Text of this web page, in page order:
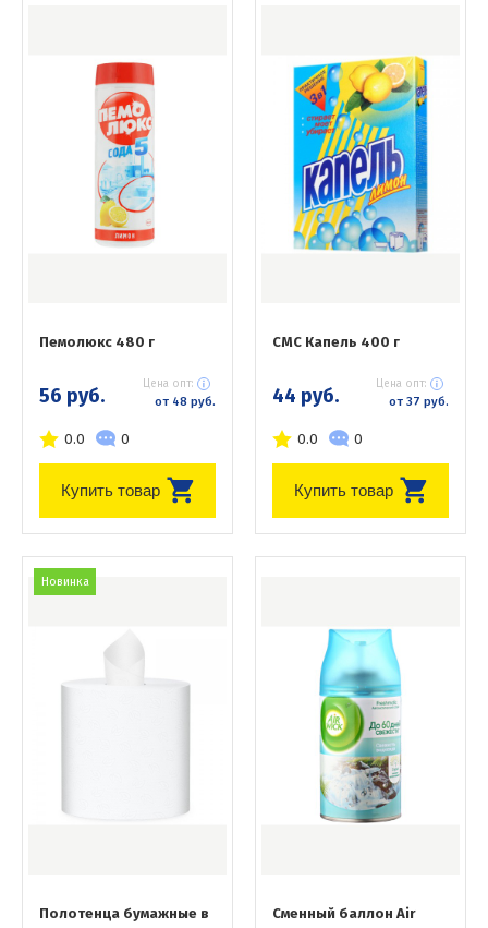
Пемолюкс 480 г
56 руб. Цена опт:
от 48 руб.
0.0 0
Купить товар
СМС Капель 400 г
44 руб. Цена опт:
от 37 руб.
0.0 0
Купить товар
Новинка
Полотенца бумажные в
Сменный баллон Air